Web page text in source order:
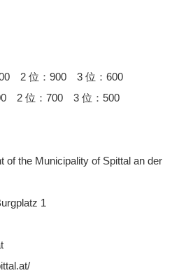
2 位：900 3 位：600
2 位：700 3 位：500
of the Municipality of Spittal an der
1